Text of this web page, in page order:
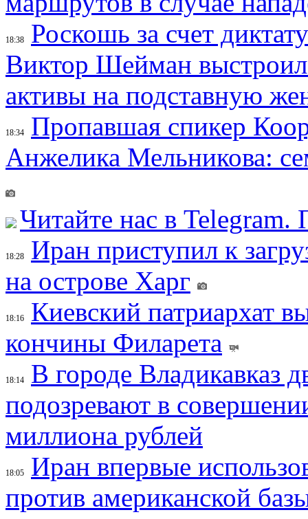
18:38
Роскошь за счет
Виктор Шейман выстроил
активы на подставную
18:34
Пропавшая спикер
Анжелика Мельникова:
Читайте нас в
18:28
Иран приступил к
на острове Харг
18:16
Киевский патриархат
кончины Филарета
18:14
В городе Владикавказ
подозревают в
миллиона рублей
18:05
Иран впервые
против американской